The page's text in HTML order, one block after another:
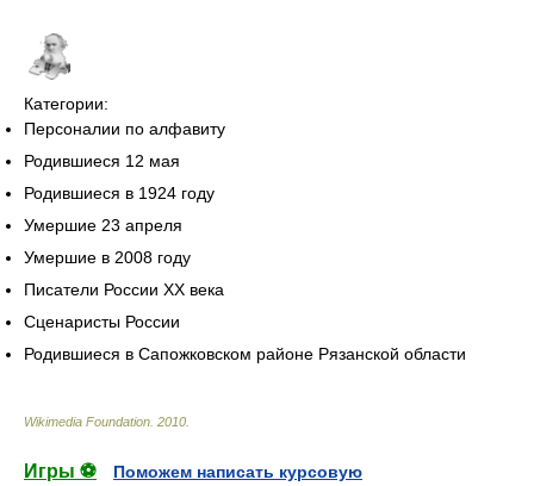
Категории:
Персоналии по алфавиту
Родившиеся 12 мая
Родившиеся в 1924 году
Умершие 23 апреля
Умершие в 2008 году
Писатели России XX века
Сценаристы России
Родившиеся в Сапожковском районе Рязанской области
Wikimedia Foundation 2010
Игры ⚽
Поможем написать курсовую